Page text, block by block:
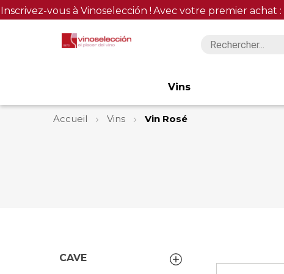
Inscrivez-vous à Vinoselección ! Avec votre premier achat :
Vins
Accueil Vins Vin Rosé
CAVE